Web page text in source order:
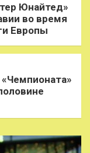
Юнайтед»
во время
Европы